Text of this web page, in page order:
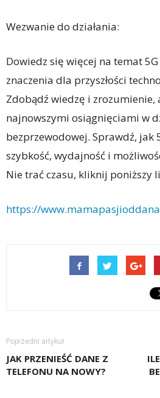
Wezwanie do działania:
Dowiedz się więcej na temat
znaczenia dla przyszłości
Zdobądź wiedzę i zrozumienie,
najnowszymi osiągnięciami w
bezprzewodowej. Sprawdź, jak
szybkość, wydajność i
Nie trać czasu, kliknij poniższy
https://
Poprzedni artykuł
JAK PRZENIEŚĆ DANE Z
TELEFONU NA NOWY?